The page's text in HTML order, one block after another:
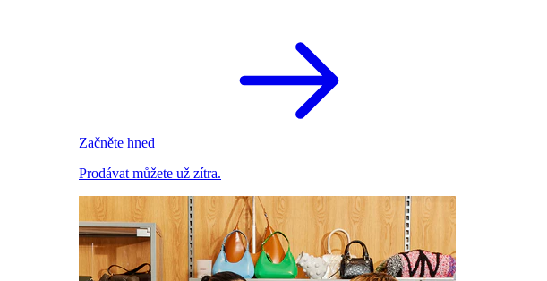
Začněte hned
Prodávat můžete už zítra.